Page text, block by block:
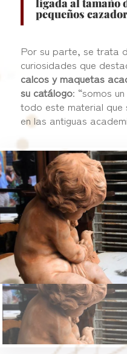
ligada al tamaño
pequeños
Por su parte, se trata
curiosidades que
calcos y maquetas
su catálogo: “somos
todo este material
en las antiguas